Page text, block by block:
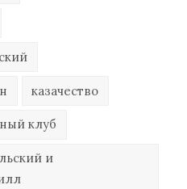
казачество
клуб
и